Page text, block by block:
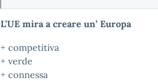
L’UE mira a creare un’ Europa
+ competitiva
+ verde
+ connessa